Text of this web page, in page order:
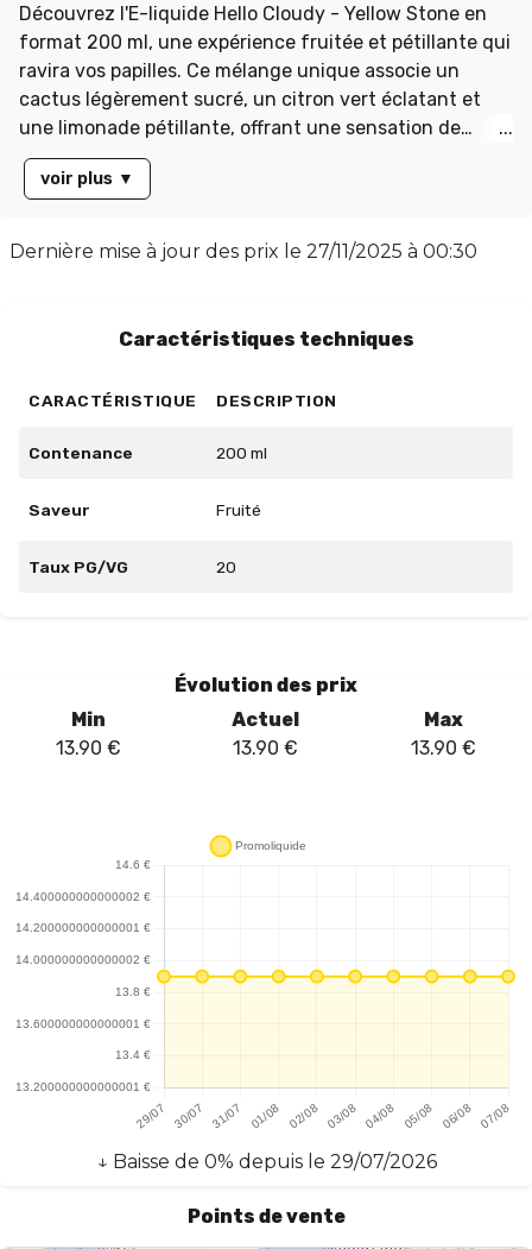
Découvrez l'E-liquide Hello Cloudy - Yellow Stone en
format 200 ml, une expérience fruitée et pétillante qui
ravira vos papilles. Ce mélange unique associe un
cactus légèrement sucré, un citron vert éclatant et
une limonade pétillante, offrant une sensation de
fraîcheur dès la première inhalation. Avec un ratio
PG/VG de 50/50, il garantit une vape équilibrée, légère
modernes et les clearomiseurs axés sur le goût. Idéal
surtout en été.
voir plus ▼
Dernière mise à jour des prix le 27/11/2025 à 00:30
Caractéristiques techniques
CARACTÉRISTIQUE DESCRIPTION
Contenance 200 ml
Saveur Fruité
Taux PG/VG 20
Évolution des prix
Min
13.90 €
Actuel
13.90 €
Max
13.90 €
↓ Baisse de 0% depuis le 29/07/2026
Points de vente